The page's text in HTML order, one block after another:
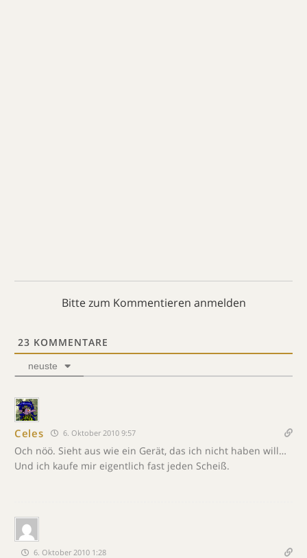
Bitte zum Kommentieren anmelden
23 KOMMENTARE
neuste
Celes 6. Oktober 2010 9:57
Och nöö. Sieht aus wie ein Gerät, das ich nicht haben will…
Und ich kaufe mir eigentlich fast jeden Scheiß.
6. Oktober 2010 1:28